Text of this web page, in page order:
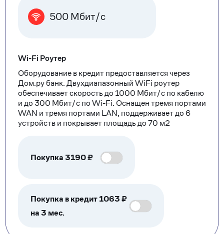
500 Мбит/с
Wi-Fi Роутер
Оборудование в кредит предоставляется через
Дом.ру банк. Двухдиапазонный WiFi роутер
обеспечивает скорость до 1000 Мбит/с по кабелю
и до 300 Мбит/с по Wi-Fi. Оснащен тремя портами
WAN и тремя портами LAN, поддерживает до 6
устройств и покрывает площадь до 70 м2
Покупка3190₽
Покупка в кредит 1063 ₽
на 3 мес.